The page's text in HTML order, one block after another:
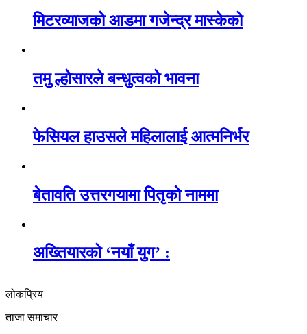
मिटरव्याजको आडमा गजेन्द्र मास्केको
तमु ल्होसारले बन्धुत्वको भावना
फेसियल हाउसले महिलालाई आत्मनिर्भर
बेतावति उत्तरगयामा पितृकाे नाममा
अख्तियारको ‘नयाँ युग’ :
लोकप्रिय
ताजा समाचार